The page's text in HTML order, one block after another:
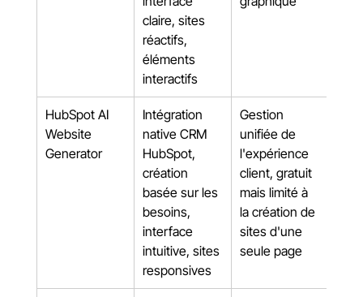
claire, sites
réactifs,
éléments
interactifs
HubSpot AI
Website
Generator
Intégration
native CRM
HubSpot,
création
basée sur les
besoins,
interface
intuitive, sites
responsives
Gestion
unifiée de
l'expérience
client, gratuit
mais limité à
la création de
sites d'une
seule page